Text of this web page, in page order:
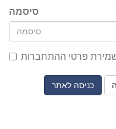
סיסמה
פרטי ההתחברות